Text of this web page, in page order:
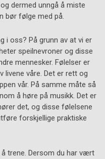
og dermed unngå å miste
bør følge med på.
i oss? På grunn av at vi er
speilnevroner og disse
mennesker. Følelser er
våre. Det er rett og
vår. På samme måte så
å høre på musikk. Det er
det, og disse følelsene
forskjellige praktiske
trene. Dersom du har vært